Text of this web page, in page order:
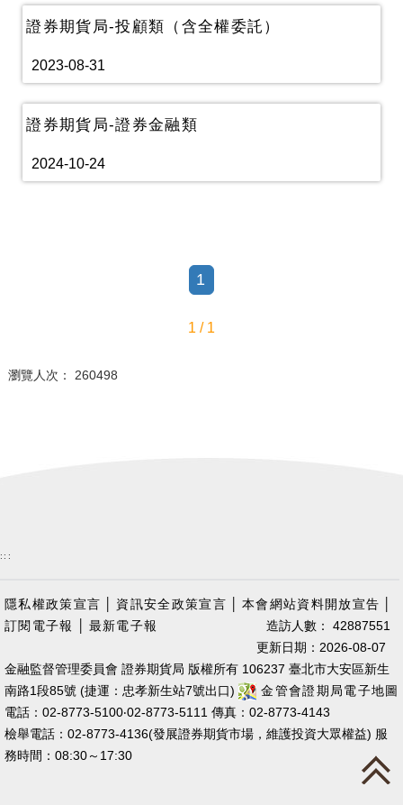
證券期貨局-投顧類（含全權委託）
2023-08-31
證券期貨局-證券金融類
2024-10-24
1
1 / 1
瀏覽人次： 260498
:::
隱私權政策宣言 資訊安全政策宣言 │本會網站資料開放宣告
訂閱電子報
最新電子報
造訪人數： 42887551
更新日期：2026-08-07
金融監督管理委員會 證券期貨局 版權所有 106237 臺北市大安區新生
南路1段85號 (捷運：忠孝新生站7號出口)
金管會證期局電子地圖
電話：02-8773-5100‧02-8773-5111 傳真：02-8773-4143
檢舉電話：02-8773-4136(發展證券期貨市場，維護投資大眾權益) 服
務時間：08:30～17:30